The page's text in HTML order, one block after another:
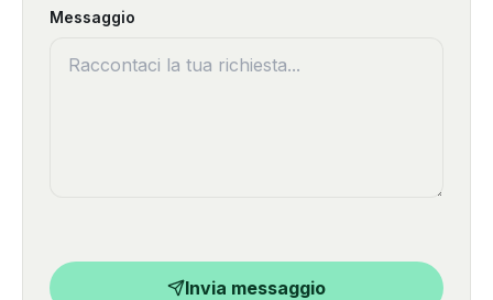
Messaggio
Invia messaggio